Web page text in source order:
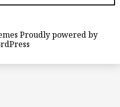
Proudly powered by